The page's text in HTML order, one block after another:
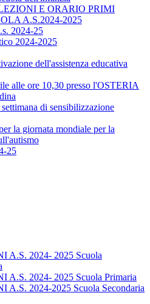
E ORARIO PRIMI
A.S.2024-2025
2024-25
2024-2025
dell'assistenza educativa
alle ore 10,30 presso l'OSTERIA
di sensibilizzazione
la giornata mondiale per la
25
A.S. 2024- 2025 Scuola
A.S. 2024- 2025 Scuola Primaria
A.S. 2024-2025 Scuola Secondaria